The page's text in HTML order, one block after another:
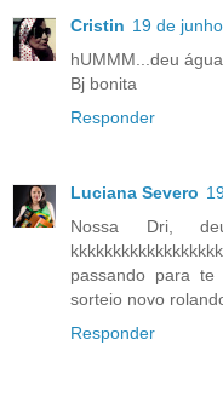
Cristin 19 de
hUMMM...deu
Bj bonita
Responder
Luciana Severo
Nossa Dri,
passando para
sorteio novo
Responder